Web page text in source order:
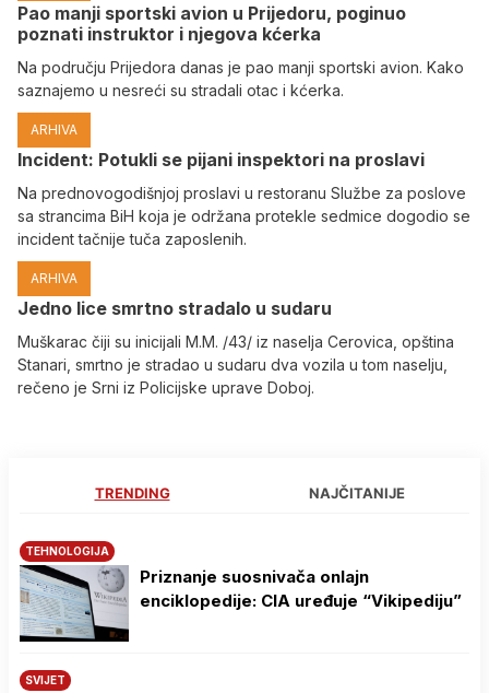
Pao manji sportski avion u Prijedoru, poginuo
poznati instruktor i njegova kćerka
Na području Prijedora danas je pao manji sportski avion. Kako
saznajemo u nesreći su stradali otac i kćerka.
ARHIVA
Incident: Potukli se pijani inspektori na proslavi
Na prednovogodišnjoj proslavi u restoranu Službe za poslove
sa strancima BiH koja je održana protekle sedmice dogodio se
incident tačnije tuča zaposlenih.
ARHIVA
Јedno lice smrtno stradalo u sudaru
Muškarac čiji su inicijali M.M. /43/ iz naselja Cerovica, opština
Stanari, smrtno je stradao u sudaru dva vozila u tom naselju,
rečeno je Srni iz Policijske uprave Doboj.
TRENDING NAJČITANIJE
TEHNOLOGIJA
Priznanje suosnivača onlajn
enciklopedije: CIA uređuje “Vikipediju”
SVIJET